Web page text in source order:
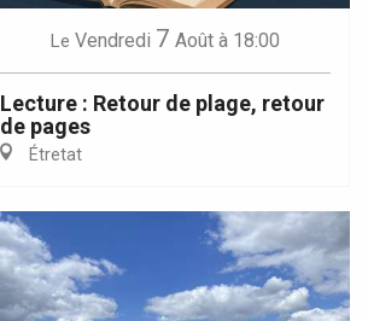
Le Vendredi 7 Août à 18:00
Lecture : Retour de plage, retour
de pages
Étretat